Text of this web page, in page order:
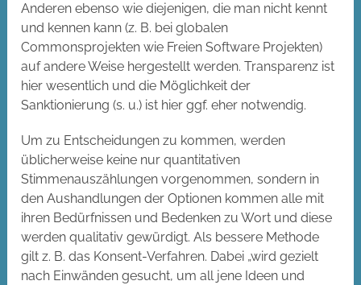
Anderen ebenso wie diejenigen, die man nicht kennt
und kennen kann (z. B. bei globalen
Commonsprojekten wie Freien Software Projekten)
auf andere Weise hergestellt werden. Transparenz ist
hier wesentlich und die Möglichkeit der
Sanktionierung (s. u.) ist hier ggf. eher notwendig.
Um zu Entscheidungen zu kommen, werden
üblicherweise keine nur quantitativen
Stimmenauszählungen vorgenommen, sondern in
den Aushandlungen der Optionen kommen alle mit
ihren Bedürfnissen und Bedenken zu Wort und diese
werden qualitativ gewürdigt. Als bessere Methode
gilt z. B. das Konsent-Verfahren. Dabei „wird gezielt
nach Einwänden gesucht, um all jene Ideen und